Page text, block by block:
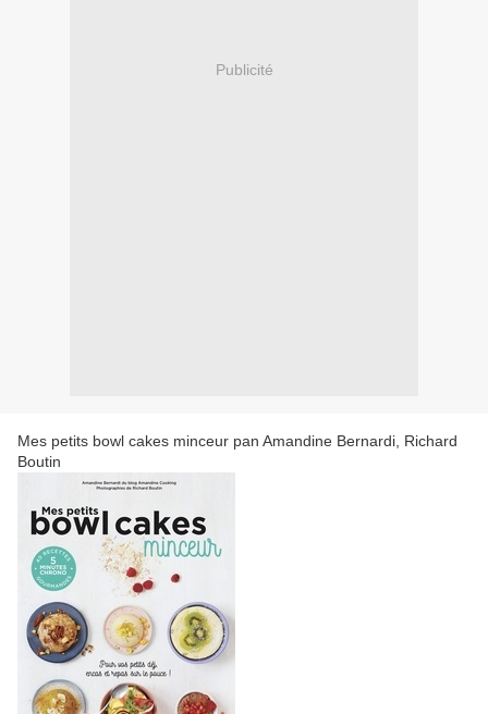
Publicité
Mes petits bowl cakes minceur pan Amandine Bernardi, Richard
Boutin